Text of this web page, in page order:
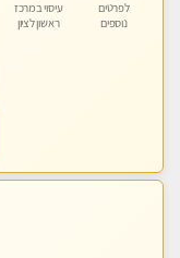
לפרטים
נוספים
עיסוי במרכז
ראשון לציון